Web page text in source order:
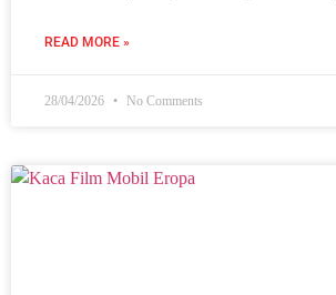
READ MORE »
28/04/2026 No Comments